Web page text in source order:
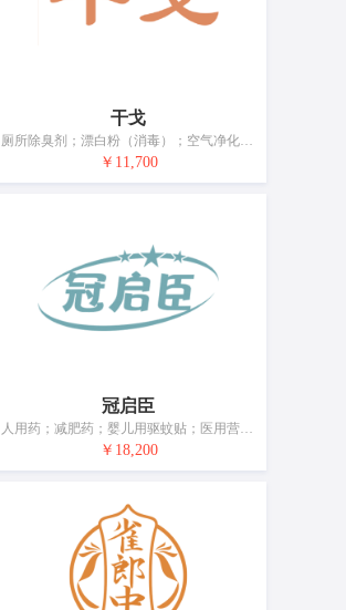
干戈
厕所除臭剂；漂白粉（消毒）；空气净化制剂；兽医用杀虫洗涤剂；动物用膳食补充剂；含药物的宠物用沐浴露；含药物的饲料；牙用光洁剂；牙科用贵金属合金；宠物尿布
￥11,700
冠启臣
人用药；减肥药；婴儿用驱蚊贴；医用营养品；婴儿奶粉；婴儿食品；驱虫用香；婴儿尿裤；牙冠材料；宠物尿布
￥18,200